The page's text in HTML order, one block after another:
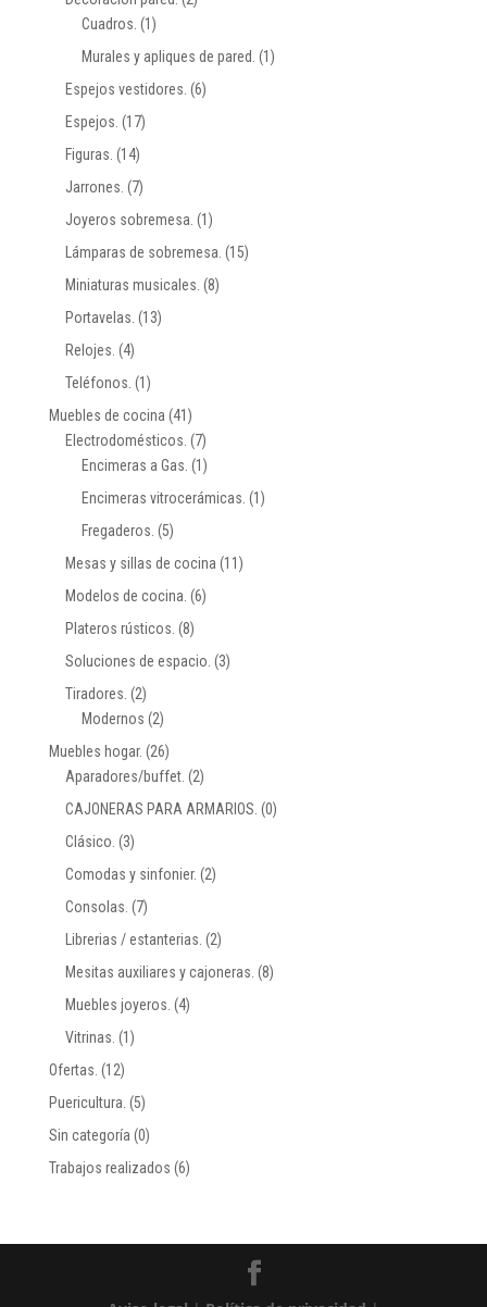
Cuadros. (1)
Murales y apliques de pared. (1)
Espejos vestidores. (6)
Espejos. (17)
Figuras. (14)
Jarrones. (7)
Joyeros sobremesa. (1)
Lámparas de sobremesa. (15)
Miniaturas musicales. (8)
Portavelas. (13)
Relojes. (4)
Teléfonos. (1)
Muebles de cocina (41)
Electrodomésticos. (7)
Encimeras a Gas. (1)
Encimeras vitrocerámicas. (1)
Fregaderos. (5)
Mesas y sillas de cocina (11)
Modelos de cocina. (6)
Plateros rústicos. (8)
Soluciones de espacio. (3)
Tiradores. (2)
Modernos (2)
Muebles hogar. (26)
Aparadores/buffet. (2)
CAJONERAS PARA ARMARIOS. (0)
Clásico. (3)
Comodas y sinfonier. (2)
Consolas. (7)
Librerias / estanterias. (2)
Mesitas auxiliares y cajoneras. (8)
Muebles joyeros. (4)
Vitrinas. (1)
Ofertas. (12)
Puericultura. (5)
Sin categoría (0)
Trabajos realizados (6)